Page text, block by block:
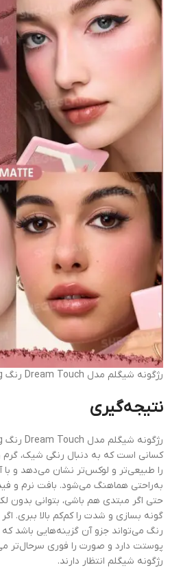
رژگونه شیگلم مدل Dream Touch رنگ Whipped Fig
نتیجه‌گیری
کسانی است که به دنبال رنگی شیک، گرم
را طبیعی‌تر و لوکس‌تر نشان می‌دهد و با
به‌راحتی هماهنگ می‌شود. بافت نرم و
حتی اگر مبتدی هم باشی، بتوانی
گونه بسازی و شدت را کم‌کم بالا ببری.
رنگ می‌تواند جزو آن گزینه‌هایی باشد که
پوستت دارد و صورت را فوری سرحال‌تر
رژگونه شیگلم انتظار دارند.